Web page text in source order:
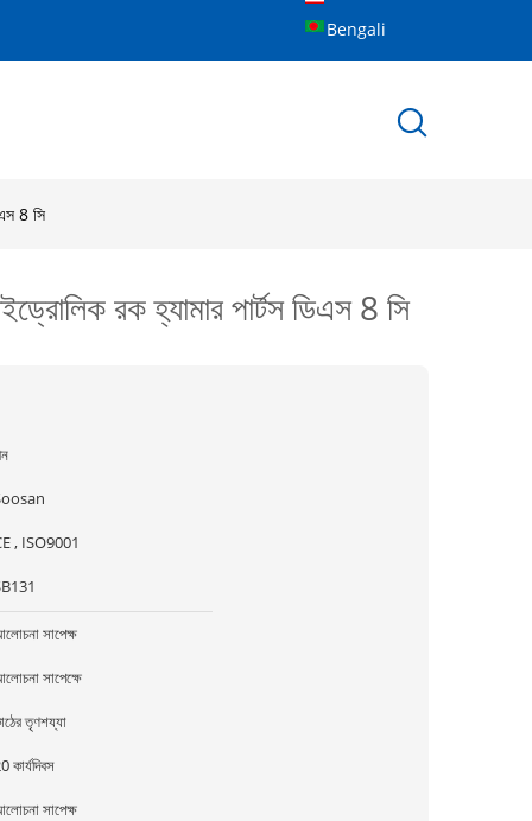
Bengali
8 সি
রক হ্যামার পার্টস ডিএস 8 সি
, ISO9001
সাপেক্ষ
সাপেক্ষে
তৃণশয্যা
কার্যদিবস
সাপেক্ষ